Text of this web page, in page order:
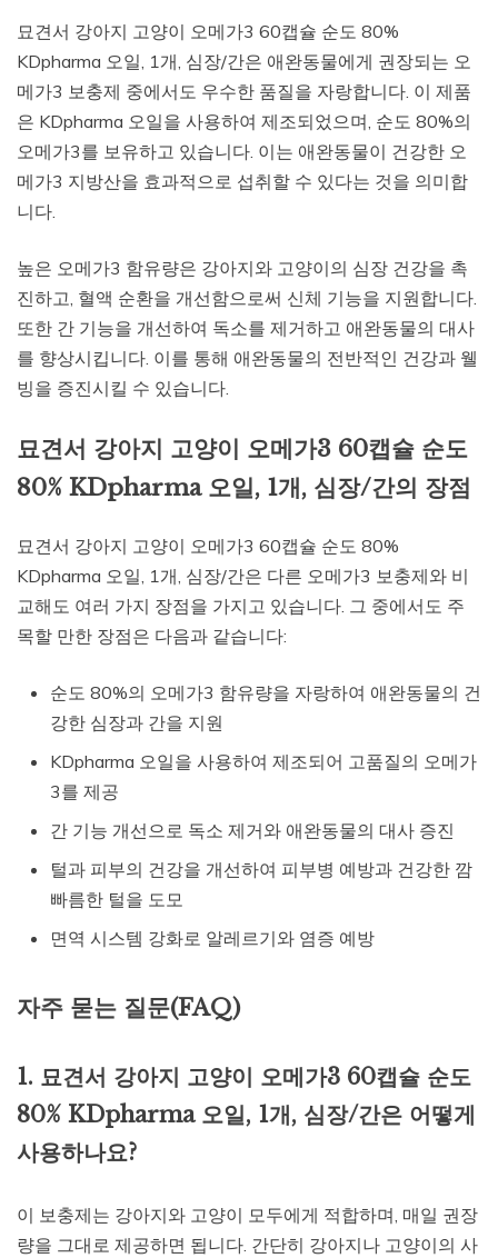
묘견서 강아지 고양이 오메가3 60캡슐 순도 80%
KDpharma 오일, 1개, 심장/간은 애완동물에게 권장되는 오
메가3 보충제 중에서도 우수한 품질을 자랑합니다. 이 제품
은 KDpharma 오일을 사용하여 제조되었으며, 순도 80%의
오메가3를 보유하고 있습니다. 이는 애완동물이 건강한 오
메가3 지방산을 효과적으로 섭취할 수 있다는 것을 의미합
니다.
높은 오메가3 함유량은 강아지와 고양이의 심장 건강을 촉
진하고, 혈액 순환을 개선함으로써 신체 기능을 지원합니다.
또한 간 기능을 개선하여 독소를 제거하고 애완동물의 대사
를 향상시킵니다. 이를 통해 애완동물의 전반적인 건강과 웰
빙을 증진시킬 수 있습니다.
묘견서 강아지 고양이 오메가3 60캡슐 순도
80% KDpharma 오일, 1개, 심장/간의 장점
묘견서 강아지 고양이 오메가3 60캡슐 순도 80%
KDpharma 오일, 1개, 심장/간은 다른 오메가3 보충제와 비
교해도 여러 가지 장점을 가지고 있습니다. 그 중에서도 주
목할 만한 장점은 다음과 같습니다:
순도 80%의 오메가3 함유량을 자랑하여 애완동물의 건
강한 심장과 간을 지원
KDpharma 오일을 사용하여 제조되어 고품질의 오메가
3를 제공
간 기능 개선으로 독소 제거와 애완동물의 대사 증진
털과 피부의 건강을 개선하여 피부병 예방과 건강한 깜
빠름한 털을 도모
면역 시스템 강화로 알레르기와 염증 예방
자주 묻는 질문(FAQ)
1. 묘견서 강아지 고양이 오메가3 60캡슐 순도
80% KDpharma 오일, 1개, 심장/간은 어떻게
사용하나요?
이 보충제는 강아지와 고양이 모두에게 적합하며, 매일 권장
량을 그대로 제공하면 됩니다. 간단히 강아지나 고양이의 사